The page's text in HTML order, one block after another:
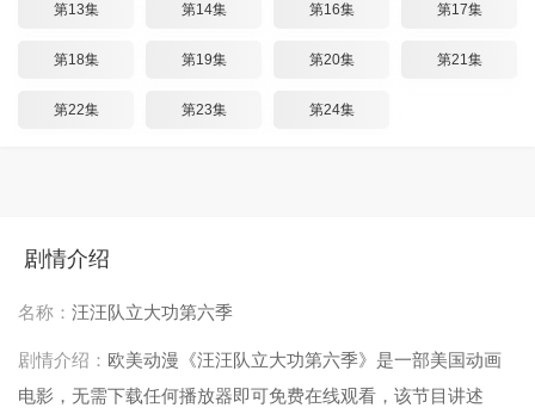
第13集 第14集 第16集 第17集
第18集 第19集 第20集 第21集
第22集 第23集 第24集
剧情介绍
名称： 汪汪队立大功第六季
剧情介绍： 欧美动漫《汪汪队立大功第六季》是一部美国动画
电影，无需下载任何播放器即可免费在线观看，该节目讲述